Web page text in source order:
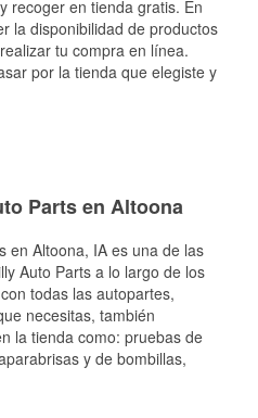
recoger en tienda gratis. En
la disponibilidad de productos
tu compra en línea.
por la tienda que elegiste y
Parts en Altoona
en Altoona, IA es una de las
Auto Parts a lo largo de los
todas las autopartes,
necesitas, también
la tienda como: pruebas de
y de bombillas,